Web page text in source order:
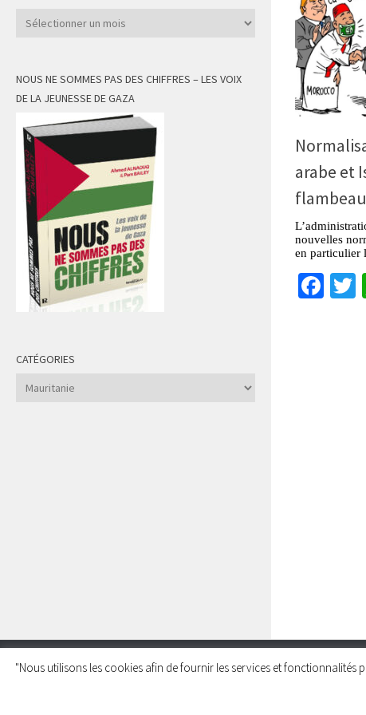
arabe et
nouvelles
en particulier
Archives
NOUS NE SOMMES PAS DES CHIFFRES – LES VOIX
DE LA JEUNESSE DE GAZA
CATÉGORIES
Catégories
Charleroi Pour la Palestine © 2026. Tous droits réservés.
"Nous utilisons les cookies afin de fournir les services et fonctionnalités